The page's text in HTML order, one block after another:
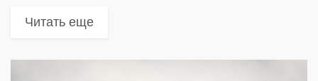
Читать еще